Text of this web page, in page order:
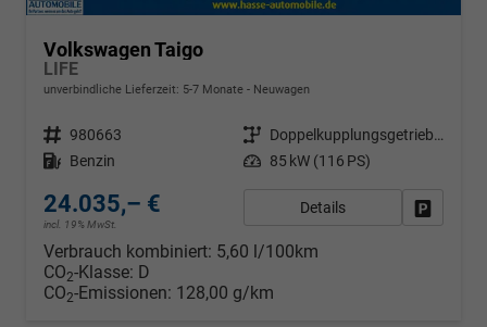
Volkswagen Taigo
LIFE
unverbindliche Lieferzeit: 5-7 Monate Neuwagen
Fahrzeugnr. 980663 Getriebe
Doppelkupplungsgetriebe (DSG)
Kraftstoff Benzin Leistung 85 kW (116 PS)
24.035,– €
incl. 19% MwSt.
Details
Verbrauch kombiniert: 5,60 l/100km
CO2-Klasse: D
CO2-Emissionen: 128,00 g/km